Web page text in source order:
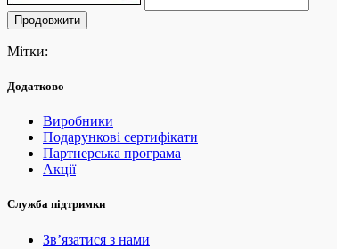
Продовжити
Мітки:
Додатково
Виробники
Подарункові сертифікати
Партнерська програма
Акції
Служба підтримки
Зв’язатися з нами